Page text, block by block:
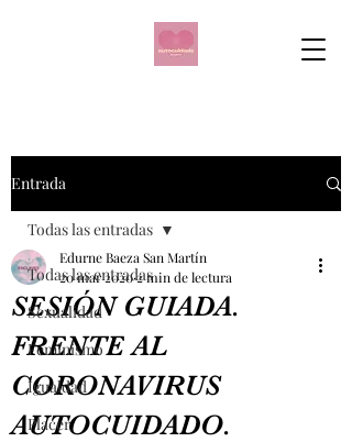
Entrada
Todas las entradas
Sexualidad
Feminismo
Igualdad
Placer
Todas las entradas
SESIÓN GUIADA.
FRENTE AL
CORONAVIRUS
AUTOCUIDADO.
Edurne Baeza San Martín
20 mar 20202 min de lectura